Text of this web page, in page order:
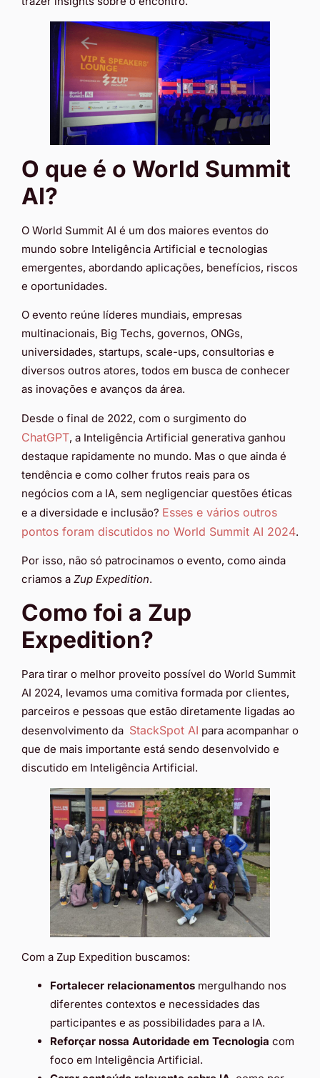
O que é o World Summit
AI?
O World Summit AI é um dos maiores eventos do
mundo sobre Inteligência Artificial e tecnologias
emergentes, abordando aplicações, benefícios, riscos
e oportunidades.
O evento reúne líderes mundiais, empresas
multinacionais, Big Techs, governos, ONGs,
universidades, startups, scale-ups, consultorias e
diversos outros atores, todos em busca de conhecer
as inovações e avanços da área.
Desde o final de 2022, com o surgimento do
ChatGPT, a Inteligência Artificial generativa ganhou
destaque rapidamente no mundo. Mas o que ainda é
tendência e como colher frutos reais para os
negócios com a IA, sem negligenciar questões éticas
e a diversidade e inclusão? Esses e vários outros
pontos foram discutidos no World Summit AI 2024.
Por isso, não só patrocinamos o evento, como ainda
criamos a Zup Expedition.
Como foi a Zup
Expedition?
Para tirar o melhor proveito possível do World Summit
AI 2024, levamos uma comitiva formada por clientes,
parceiros e pessoas que estão diretamente ligadas ao
desenvolvimento da StackSpot AI para acompanhar o
que de mais importante está sendo desenvolvido e
discutido em Inteligência Artificial.
Com a Zup Expedition buscamos:
Fortalecer relacionamentos mergulhando nos
diferentes contextos e necessidades das
participantes e as possibilidades para a IA.
Reforçar nossa Autoridade em Tecnologia com
foco em Inteligência Artificial.